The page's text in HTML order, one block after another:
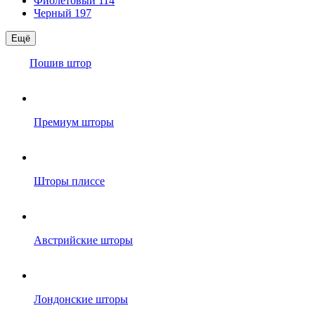
Черный 197
Ещё
Пошив штор
Премиум шторы
Шторы плиссе
Австрийские шторы
Лондонские шторы